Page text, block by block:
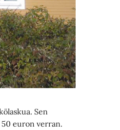
Sen
50 euron verran.